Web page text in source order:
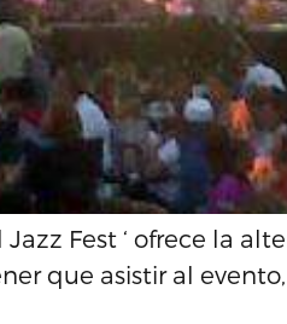
Jazz Fest ‘ ofrece la
que asistir al